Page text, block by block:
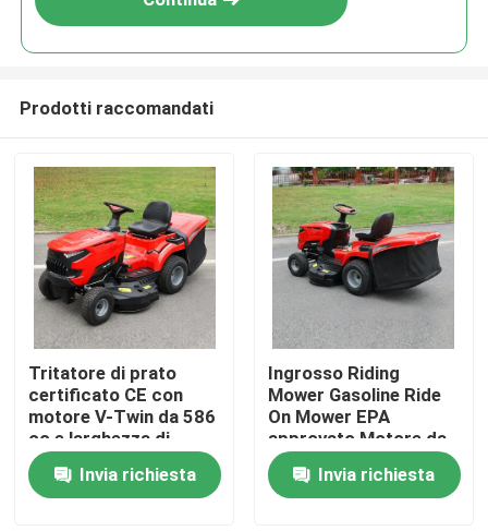
Casa.
Prodotti raccomandati
Tritatore di prato
certificato CE con
motore V-Twin da 586
cc e larghezza di
taglio di 40,2 pollici
con catturatore di
erba da 245 litri
Invia richiesta
Ingrosso Riding
Mower Gasoline Ride
On Mower EPA
approvato Motore da
420cc 38" Larghezza
di taglio Tractor per
prato OEM supporto
Invia richiesta